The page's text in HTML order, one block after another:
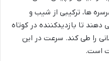
ها، ترکیبی از شیب و
دهند تا بازدیدکننده در کوتاه
را طی کند. سرعت در این
است.